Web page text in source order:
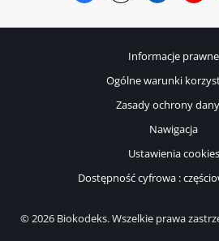
© 2026 Biokodeks. Wszelkie prawa
Informacje prawne
Ogólne warunki
Zasady ochrony
Nawigacja
Ustawienia cookies
Dostępność cyfrowa :